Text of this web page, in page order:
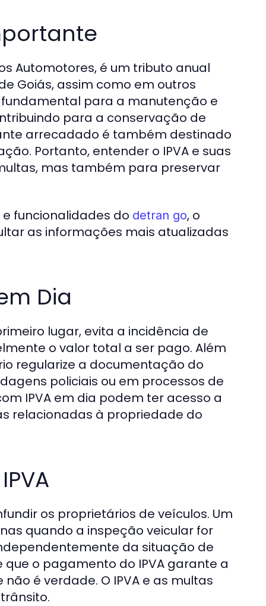
Automotores, é um tributo anual
Goiás, assim como em outros
para a manutenção e
para a conservação de
arrecadado é também destinado
Portanto, entender o IPVA e suas
mas também para preservar
funcionalidades do detran go, o
as informações mais atualizadas
Dia
lugar, evita a incidência de
o valor total a ser pago. Além
regularize a documentação do
policiais ou em processos de
IPVA em dia podem ter acesso a
relacionadas à propriedade do
os proprietários de veículos. Um
quando a inspeção veicular for
da situação de
o pagamento do IPVA garante a
é verdade. O IPVA e as multas